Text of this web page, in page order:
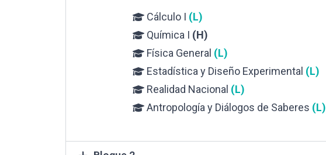
Cálculo I (L)
Química I (H)
Física General (L)
Estadística y Diseño Experimental (L)
Realidad Nacional (L)
Antropología y Diálogos de Saberes (L)